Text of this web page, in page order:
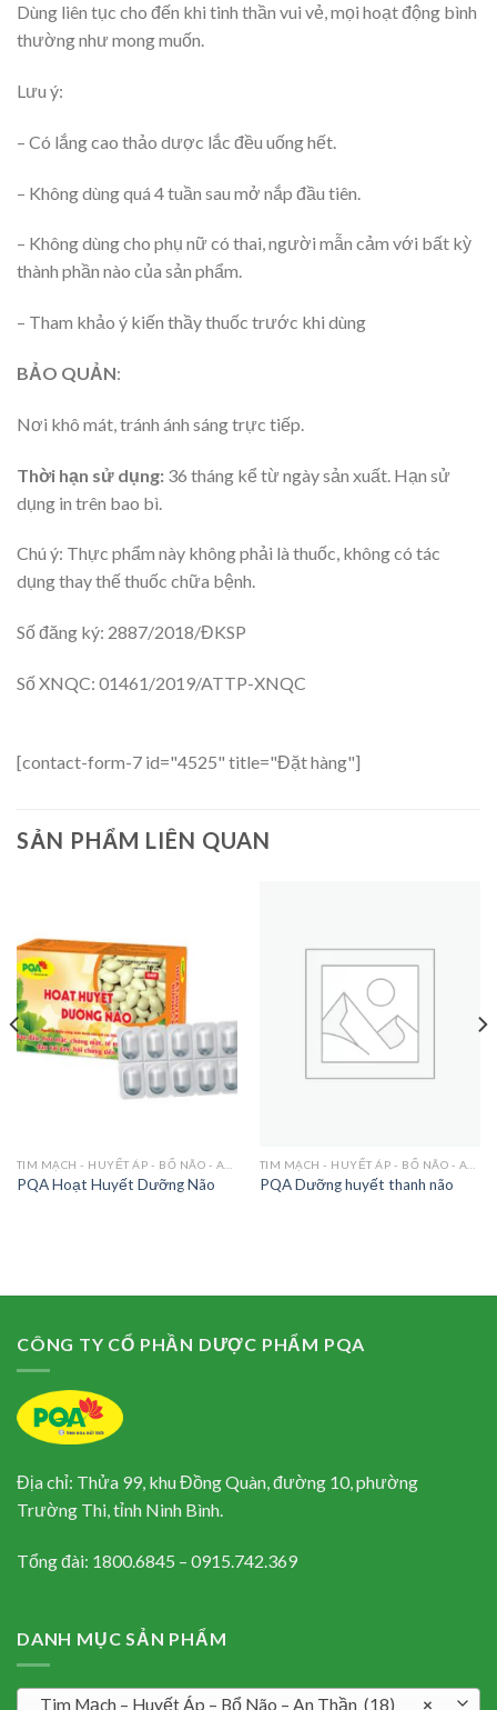
Dùng liên tục cho đến khi tinh thần vui vẻ, mọi hoạt động bình
thường như mong muốn.
Lưu ý:
– Có lắng cao thảo dược lắc đều uống hết.
– Không dùng quá 4 tuần sau mở nắp đầu tiên.
– Không dùng cho phụ nữ có thai, người mẫn cảm với bất kỳ
thành phần nào của sản phẩm.
– Tham khảo ý kiến thầy thuốc trước khi dùng
BẢO QUẢN:
Nơi khô mát, tránh ánh sáng trực tiếp.
Thời hạn sử dụng: 36 tháng kể từ ngày sản xuất. Hạn sử
dụng in trên bao bì.
Chú ý: Thực phẩm này không phải là thuốc, không có tác
dụng thay thế thuốc chữa bệnh.
Số đăng ký: 2887/2018/ĐKSP
Số XNQC: 01461/2019/ATTP-XNQC
[contact-form-7 id="4525" title="Đặt hàng"]
SẢN PHẨM LIÊN QUAN
PQA Hoạt Huyết Dưỡng Não PQA Dưỡng huyết thanh não
CÔNG TY CỔ PHẦN DƯỢC PHẨM PQA
Địa chỉ: Thửa 99, khu Đồng Quàn, đường 10, phường
Trường Thi, tỉnh Ninh Bình.
Tổng đài: 1800.6845 – 0915.742.369
DANH MỤC SẢN PHẨM
×
Tim Mạch – Huyết Áp – Bổ Não – An Thần (18)